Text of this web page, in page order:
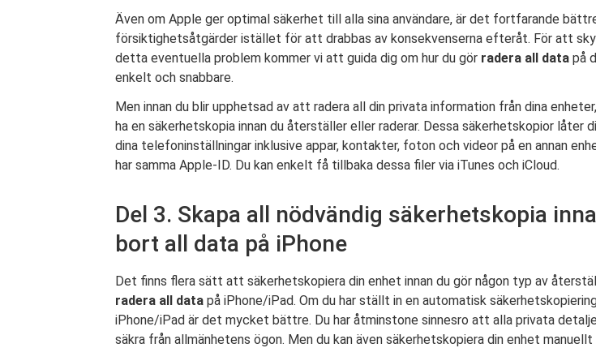
Även om Apple ger optimal säkerhet till alla sina användare, är det fortfarande
försiktighetsåtgärder istället för att drabbas av konsekvenserna efteråt. För att
detta eventuella problem kommer vi att guida dig om hur du gör radera all data på
enkelt och snabbare.
Men innan du blir upphetsad av att radera all din privata information från dina
ha en säkerhetskopia innan du återställer eller raderar. Dessa säkerhetskopior låter
dina telefoninställningar inklusive appar, kontakter, foton och videor på en annan
har samma Apple-ID. Du kan enkelt få tillbaka dessa filer via iTunes och iCloud.
Del 3. Skapa all nödvändig säkerhetskopia
bort all data på iPhone
Det finns flera sätt att säkerhetskopiera din enhet innan du gör någon typ av
radera all data på iPhone/iPad. Om du har ställt in en automatisk
iPhone/iPad är det mycket bättre. Du har åtminstone sinnesro att alla privata
säkra från allmänhetens ögon. Men du kan även säkerhetskopiera din enhet manuellt